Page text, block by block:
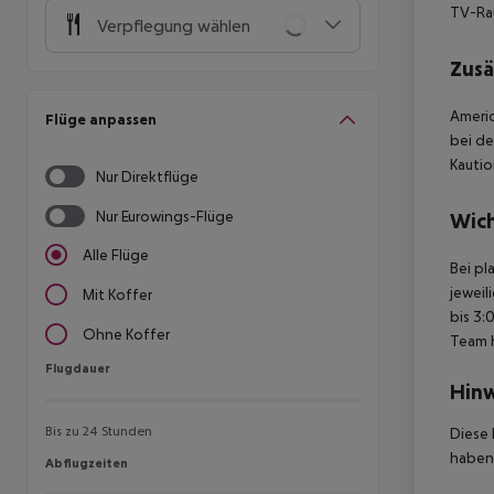
Verpflegung wählen
Flüge anpassen
Nur Direktflüge
Nur Eurowings-Flüge
Alle Flüge
Mit Koffer
Ohne Koffer
Flugdauer
Flugdauer
Bis zu 24 Stunden
Abflugzeiten
Abflugzeiten
TV-
bei
Bei
bis
Team
Diese